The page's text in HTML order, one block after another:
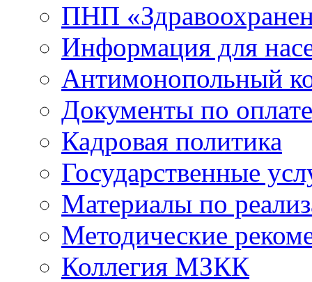
ПНП
Информация для
Антимонопольный
Документы по
Кадровая политика
Государственные
Материалы по
Методические
Коллегия МЗКК